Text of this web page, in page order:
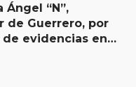
Ángel “N”,
de Guerrero, por
evidencias en